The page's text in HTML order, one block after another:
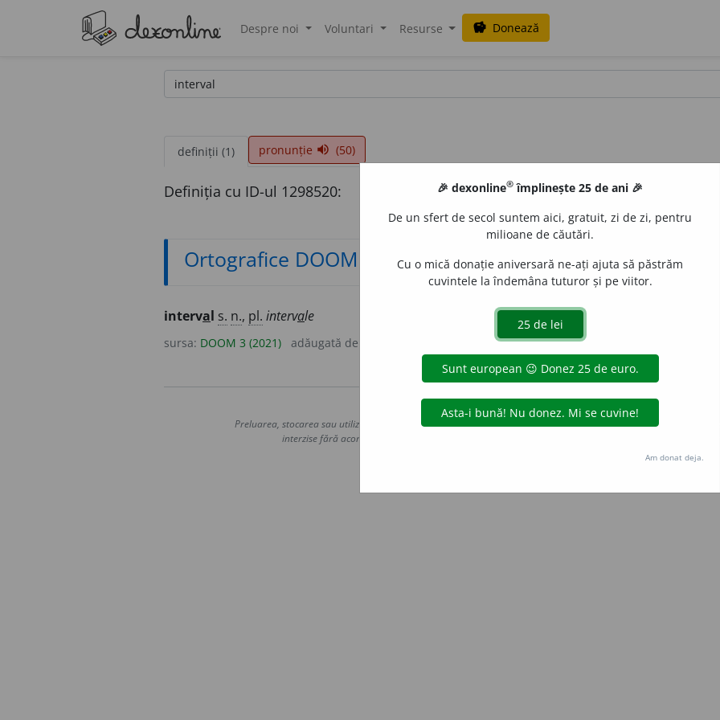
Despre noi Voluntari Resurse savings Donează
definiții (1) pronunție volume_up (50)
Definiția cu ID-ul 1298520:
Ortografice DOOM
interval s. n., pl. intervale
sursa: DOOM 3 (2021) adăugată de
Copyright © 2004-2026 dexonline (https://dexonline.ro)
Preluarea, stocarea sau utilizarea datelor de pe acest site, inclusiv prin orice metode de extragere automată
interzise fără acordul nostru prealabil scris, cu excepția seturilor de date oferite oficial spre utilizare
Hosterion
🎉 dexonline® împlinește 25 de ani 🎉
De un sfert de secol suntem aici, gratuit, zi de zi, pentru
milioane de căutări.
Cu o mică donație aniversară ne-ați ajuta să păstrăm
cuvintele la îndemâna tuturor și pe viitor.
Am donat deja.